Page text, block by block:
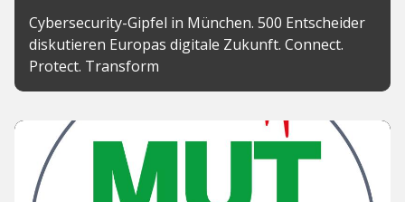
Cybersecurity-Gipfel in München. 500 Entscheider
diskutieren Europas digitale Zukunft. Connect.
Protect. Transform